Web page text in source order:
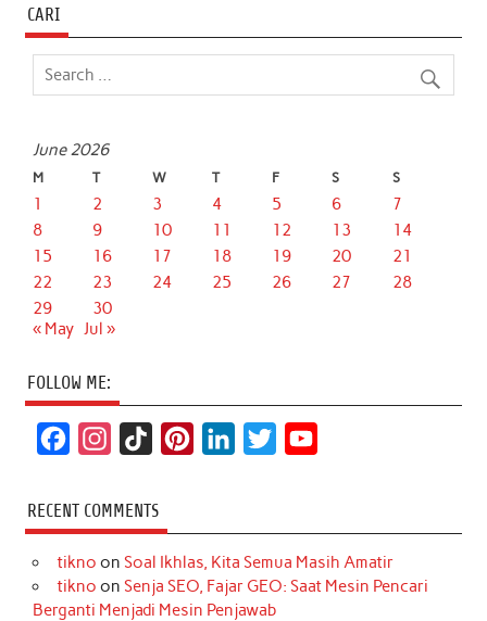
CARI
June 2026
M T W T F S S
1 2 3 4 5 6
7
8
9 10 11 12 13
14
15
16 17 18 19 20
21
22
23 24 25 26 27
28
29
30
« May Jul »
FOLLOW ME:
c
e
b
s
t
a
k
T
o
k
t
e
r
k
e
d
t
t
T
u
RECENT COMMENTS
tikno on Soal Ikhlas, Kita Semua Masih Amatir
tikno on Senja SEO, Fajar GEO: Saat Mesin Pencari
Berganti Menjadi Mesin Penjawab